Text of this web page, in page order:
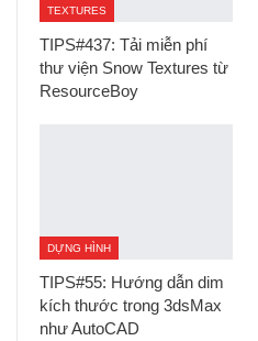
TEXTURES
TIPS#437: Tải miễn phí
thư viện Snow Textures từ
ResourceBoy
DỰNG HÌNH
TIPS#55: Hướng dẫn dim
kích thước trong 3dsMax
như AutoCAD